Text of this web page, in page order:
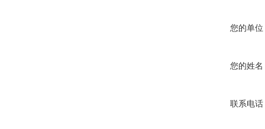
您的单位
您的姓名
联系电话